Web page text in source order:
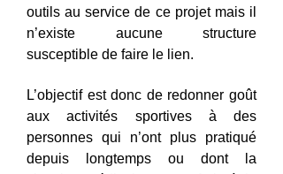
outils au service de ce projet mais il
n’existe aucune structure
susceptible de faire le lien.
L’objectif est donc de redonner goût
aux activités sportives à des
personnes qui n’ont plus pratiqué
depuis longtemps ou dont la